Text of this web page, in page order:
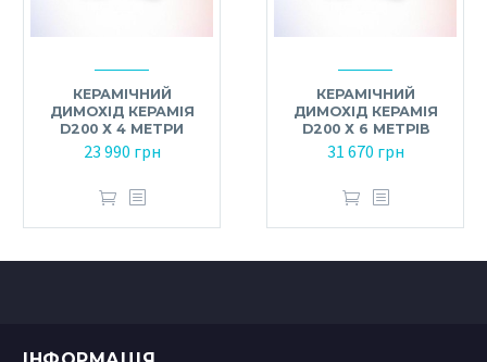
КЕРАМІЧНИЙ
ДИМОХІД КЕРАМІЯ
D200 Х 4 МЕТРИ
23 990 грн
КЕРАМІЧНИЙ
ДИМОХІД КЕРАМІЯ
D200 Х 6 МЕТРІВ
31 670 грн